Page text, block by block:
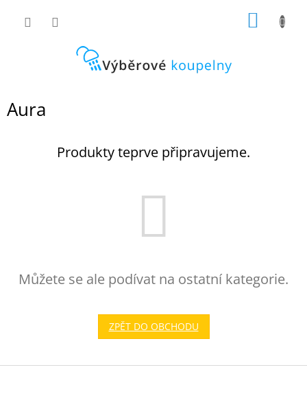
Aura
Produkty teprve připravujeme.
Můžete se ale podívat na ostatní kategorie.
ZPĚT DO OBCHODU
Z